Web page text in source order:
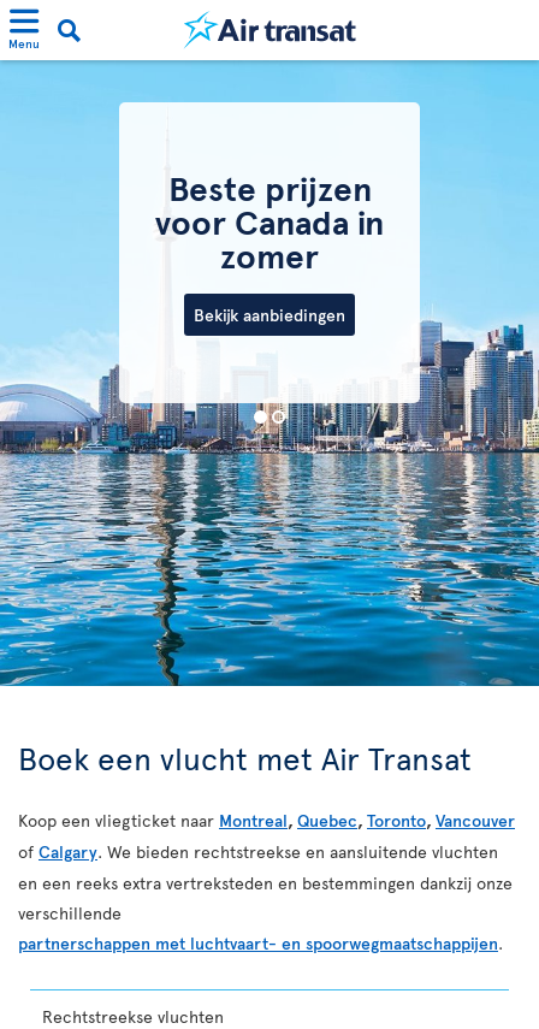
Menu
Beste prijzen
voor Canada in
zomer
Bekijk aanbiedingen
Boek een vlucht met Air Transat
Koop een vliegticket naar Montreal, Quebec, Toronto, Vancouver
of Calgary. We bieden rechtstreekse en aansluitende vluchten
en een reeks extra vertreksteden en bestemmingen dankzij onze
verschillende
partnerschappen met luchtvaart- en spoorwegmaatschappijen.
Rechtstreekse vluchten